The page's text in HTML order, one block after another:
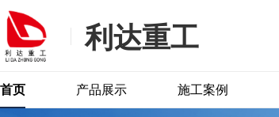
利达重工
首页 产品展示 施工案例